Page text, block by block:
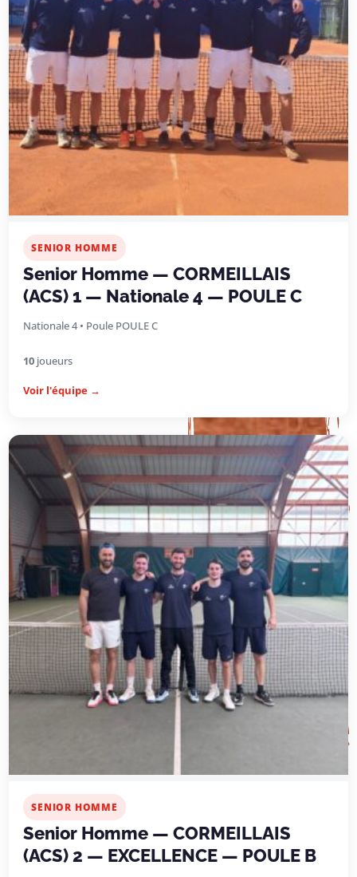
SENIOR HOMME
Senior Homme — CORMEILLAIS
(ACS) 1 — Nationale 4 — POULE C
Nationale 4 • Poule POULE C
10 joueurs
Voir l'équipe →
SENIOR HOMME
Senior Homme — CORMEILLAIS
(ACS) 2 — EXCELLENCE — POULE B